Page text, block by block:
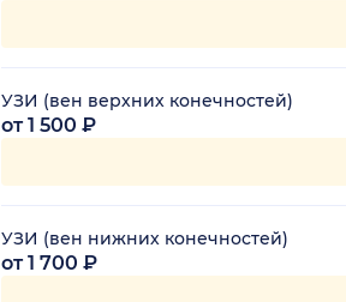
УЗИ (вен верхних конечностей)
от 1 500 ₽
УЗИ (вен нижних конечностей)
от 1 700 ₽